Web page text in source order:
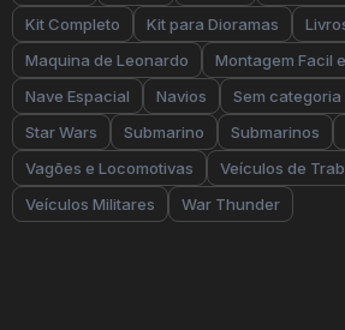
Kit Completo
Kit para Dioramas
Maquina de Leonardo
Montagem Facil
Nave Espacial
Navios Sem categoria
Star Wars
Submarino Submarinos
Vagões e Locomotivas
Veículos de
Veículos Militares
War Thunder